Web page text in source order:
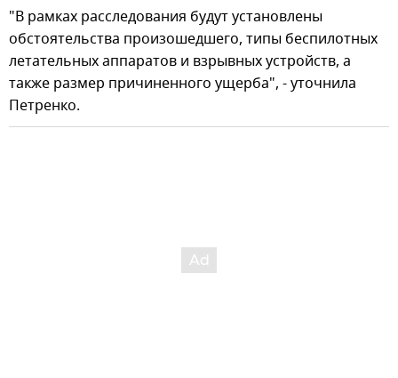
"В рамках расследования будут установлены
обстоятельства произошедшего, типы беспилотных
летательных аппаратов и взрывных устройств, а
также размер причиненного ущерба", - уточнила
Петренко.